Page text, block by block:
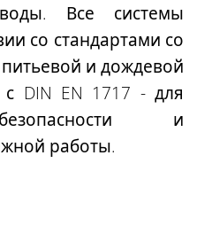
Все системы
со стандартами со
и дождевой
с DIN EN 1717 - для
и
работы.